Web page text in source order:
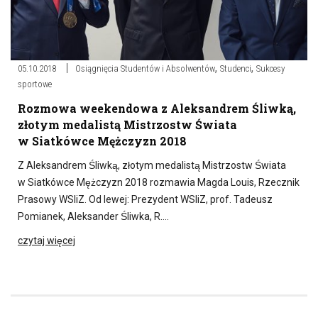
05.10.2018 Osiągnięcia Studentów i Absolwentów, Studenci, Sukcesy
sportowe
Rozmowa weekendowa z Aleksandrem Śliwką,
złotym medalistą Mistrzostw Świata
w Siatkówce Mężczyzn 2018
Z Aleksandrem Śliwką, złotym medalistą Mistrzostw Świata
w Siatkówce Mężczyzn 2018 rozmawia Magda Louis, Rzecznik
Prasowy WSIiZ. Od lewej: Prezydent WSIiZ, prof. Tadeusz
Pomianek, Aleksander Śliwka, R….
czytaj więcej